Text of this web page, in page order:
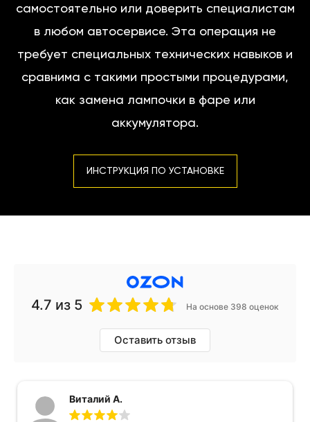
самостоятельно или доверить специалистам
в любом автосервисе. Эта операция не
требует специальных технических навыков и
сравнима с такими простыми процедурами,
как замена лампочки в фаре или
аккумулятора.
ИНСТРУКЦИЯ ПО УСТАНОВКЕ
4.7 из 5 На основе 398 оценок
Оставить отзыв
Виталий А.